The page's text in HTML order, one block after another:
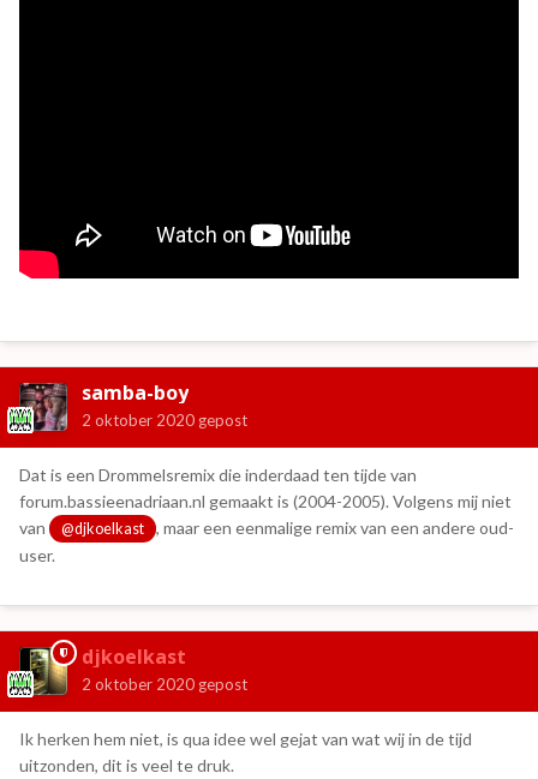
samba-boy
2 oktober 2020 gepost
Dat is een Drommelsremix die inderdaad ten tijde van
forum.bassieenadriaan.nl gemaakt is (2004-2005). Volgens mij niet
van
@djkoelkast
, maar een eenmalige remix van een andere oud-
user.
djkoelkast
2 oktober 2020 gepost
Ik herken hem niet, is qua idee wel gejat van wat wij in de tijd
uitzonden, dit is veel te druk.